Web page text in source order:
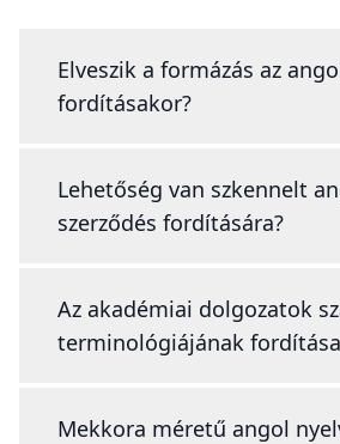
Elveszik a formázás az
fordításakor?
Lehetőség van szkennelt
szerződés fordítására?
Az akadémiai dolgozatok
terminológiájának
Mekkora méretű angol